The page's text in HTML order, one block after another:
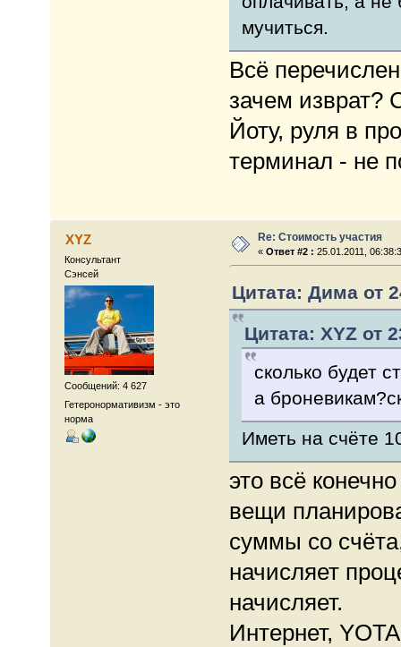
мучиться.
Всё
зачем изврат?
Йоту, руля в
терминал - не
XYZ
Консультант
Сэнсей
Сообщений: 4 627
Гетеронормативизм - это
норма
Re: Стоимость участия
«Ответ #2 : 25.01.2011,
Цитата: Дима от
Цитата: XYZ от
сколько будет
а
Иметь на счёте
это всё
вещи
суммы со
начисляет
начисляет.
Интернет,